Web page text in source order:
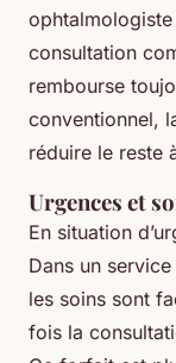
consultation
rembourse
conventionnel,
réduire le reste
Urgences et
En situation
Dans un
les soins sont
fois la